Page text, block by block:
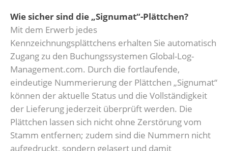
Wie sicher sind die „Signumat“-Plättchen?
Mit dem Erwerb jedes
Kennzeichnungsplättchens erhalten Sie automatisch
Zugang zu den Buchungssystemen Global-Log-
Management.com. Durch die fortlaufende,
eindeutige Nummerierung der Plättchen „Signumat“
können der aktuelle Status und die Vollständigkeit
der Lieferung jederzeit überprüft werden. Die
Plättchen lassen sich nicht ohne Zerstörung vom
Stamm entfernen; zudem sind die Nummern nicht
aufgedruckt, sondern gelasert und damit